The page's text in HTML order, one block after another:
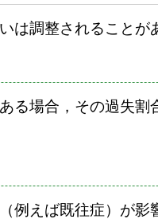
は調整されることが
る場合，その過失割
例えば既往症）が影